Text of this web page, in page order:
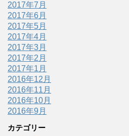
2017年7月
2017年6月
2017年5月
2017年4月
2017年3月
2017年2月
2017年1月
2016年12月
2016年11月
2016年10月
2016年9月
カテゴリー